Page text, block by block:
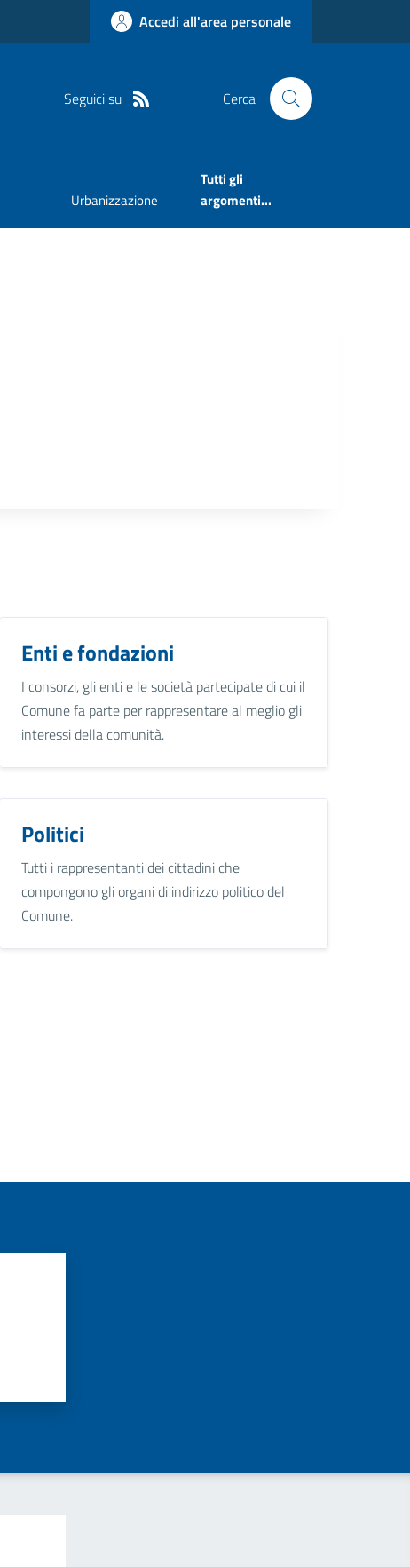
Accedi all'area personale
Seguici su Cerca
Urbanizzazione
Tutti gli
argomenti...
Enti e fondazioni
I consorzi, gli enti e le società partecipate di cui il
Comune fa parte per rappresentare al meglio gli
interessi della comunità.
Politici
Tutti i rappresentanti dei cittadini che
compongono gli organi di indirizzo politico del
Comune.